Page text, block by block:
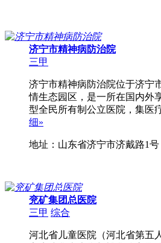
济宁市精神病防治院
三甲
济宁市精神病防治院位于济宁
情生态园区，是一所在国内外
型全民所有制公立医院，集医
细»
地址：山东省济宁市济戴路1号
兖矿集团总医院
三甲 综合
河北省儿童医院（河北省第五